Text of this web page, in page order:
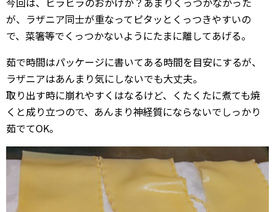
が、ラザニア同士が重なってピタッとくっつきやすいの
で、菜箸等でくっつかないようにたまに離してあげる。
茹で時間はパッケージに書いてある時間を目安にするが、
ラザニアはあんまり気にしないでも大丈夫。
取り出す時に崩れやすくはなるけど、くたくたに煮ても焼
くと成り立つので、あんまり神経質にならないでしっかり
茹でてOK。